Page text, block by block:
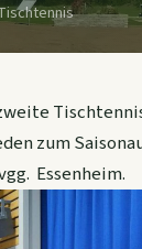
zum
Essenheim.